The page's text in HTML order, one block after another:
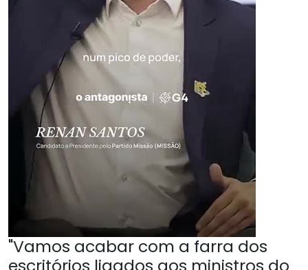
"Vamos acabar com a farra dos
escritórios ligados aos ministros do